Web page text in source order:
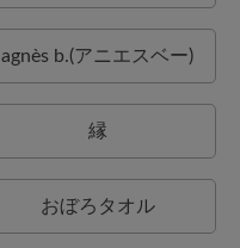
agnès b.(アニエスベー)
縁
おぼろタオル